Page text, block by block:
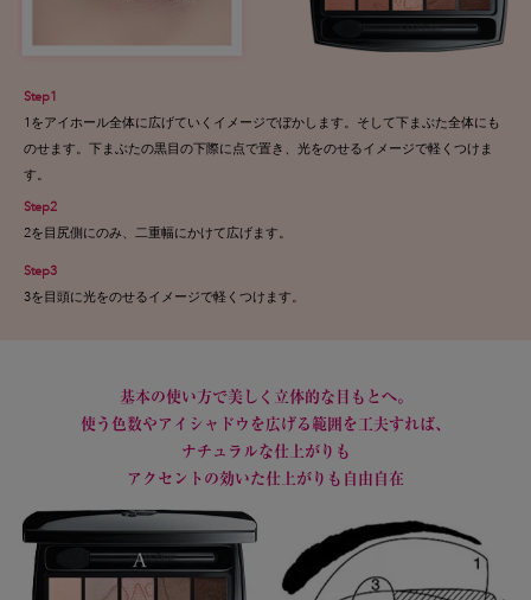
Step1
1をアイホール全体に広げていくイメージでぼかします。そして下まぶた全体にも
のせます。下まぶたの黒目の下際に点で置き、光をのせるイメージで軽くつけま
す。
Step2
2を目尻側にのみ、二重幅にかけて広げます。
Step3
3を目頭に光をのせるイメージで軽くつけます。
基本の使い方で美しく立体的な目もとへ。
使う色数やアイシャドウを広げる範囲を工夫すれば、
ナチュラルな仕上がりも
アクセントの効いた仕上がりも自由自在